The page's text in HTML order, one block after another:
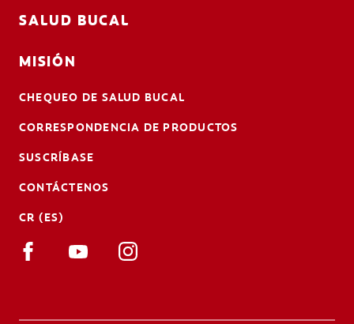
SALUD BUCAL
MISIÓN
CHEQUEO DE SALUD BUCAL
CORRESPONDENCIA DE PRODUCTOS
SUSCRÍBASE
CONTÁCTENOS
CR (ES)